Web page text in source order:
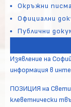
Окръжни писма
Официални
Публични
Изявление на
информация в
ПОЗИЦИЯ на
клеветнически